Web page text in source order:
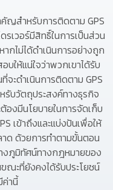
ญสำหรับการติดตาม GPS
เวอร์มีสิทธิ์ในการเป็นส่วน
กไม่ได้ดำเนินการอย่างถูก
ให้แน่ใจว่าพวกเขาได้รับ
จะดำเนินการติดตาม GPS
รับวัตถุประสงค์ทางธุรกิจ
งมีนโยบายในการจัดเก็บ
เข้าถึงและแบ่งปันเพื่อให้
ด ด้วยการทำตามขั้นตอน
งภูมิทัศน์ทางกฎหมายของ
ณะที่ยังคงได้รับประโยชน์
ค่านี้